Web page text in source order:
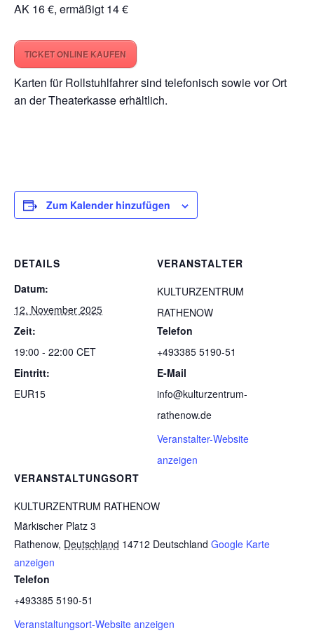
AK 16 €, ermäßigt 14 €
TICKET ONLINE KAUFEN
Karten für Rollstuhlfahrer sind telefonisch sowie vor Ort
an der Theaterkasse erhältlich.
Zum Kalender hinzufügen
DETAILS
Datum:
12. November 2025
Zeit:
19:00 - 22:00 CET
Eintritt:
EUR15
VERANSTALTUNGSORT
KULTURZENTRUM RATHENOW
Märkischer Platz 3
Rathenow, Deutschland 14712 Deutschland Google Karte
anzeigen
Telefon
+493385 5190-51
Veranstaltungsort-Website anzeigen
VERANSTALTER
KULTURZENTRUM
RATHENOW
Telefon
+493385 5190-51
E-Mail
info@kulturzentrum-
rathenow.de
Veranstalter-Website
anzeigen